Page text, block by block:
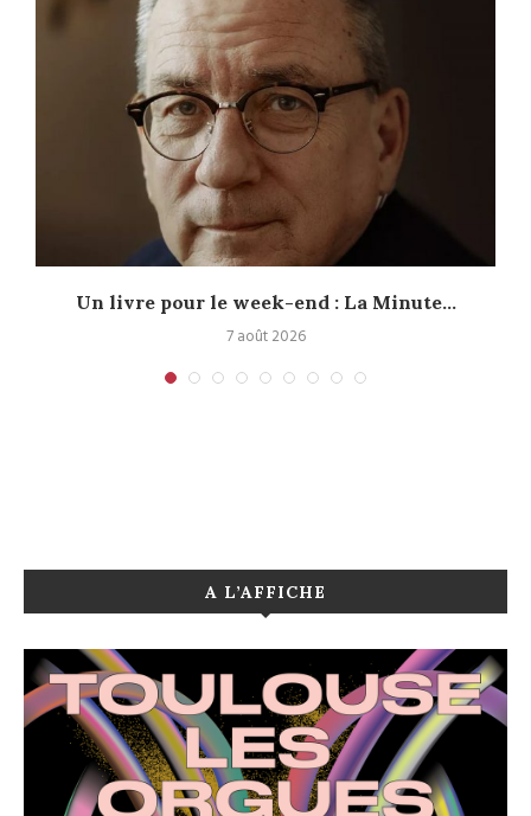
Un livre pour le week-end : La Minute...
7 août 2026
A L’AFFICHE